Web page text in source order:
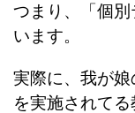
つまり、「個
います。
実際に、我が
を実施されて